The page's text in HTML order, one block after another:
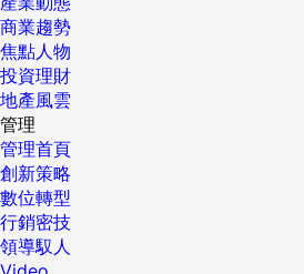
商業趨勢
焦點人物
投資理財
地產風雲
管理
管理首頁
創新策略
數位轉型
行銷密技
領導馭人